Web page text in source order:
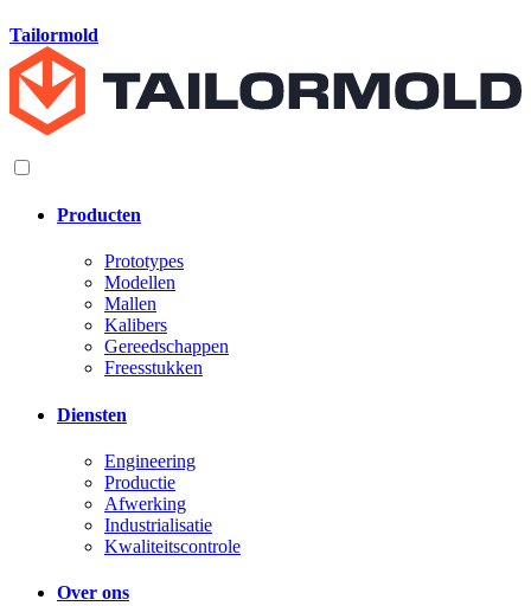
Tailormold
Producten
Prototypes
Modellen
Mallen
Kalibers
Gereedschappen
Freesstukken
Diensten
Engineering
Productie
Afwerking
Industrialisatie
Kwaliteitscontrole
Over ons